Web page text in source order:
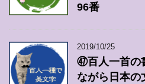
96番
2019/10/25
㊼百人一首
ながら日本